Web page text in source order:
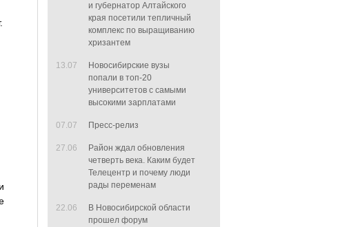
и губернатор Алтайского
края посетили тепличный
комплекс по выращиванию
хризантем
13.07
Новосибирские вузы
попали в топ-20
университетов с самыми
высокими зарплатами
07.07 Пресс-релиз
27.06
Район ждал обновления
четверть века. Каким будет
Телецентр и почему люди
рады переменам
22.06
В Новосибирской области
прошел форум